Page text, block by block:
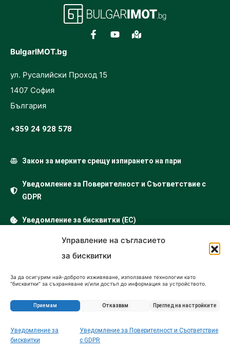
Управление на съгласието
за бисквитки
За да осигурим най-доброто изживяване, използваме технологии като
"бисквитки" за съхраняване и/или достъп до информация за устройството.
Несъгласието или оттеглянето на съгласието може да се отрази
неблагоприятно на определени функции и характеристики.
Приемам Отказвам Преглед на настройките
Уведомление за
бисквитки
Уведомление за Поверителност и Съответствие
с GDPR
BulgarIMOT.bg
ул. Русалийски Проход 15
1407 София
България
+359 24 928 578
Закон за мерките срещу изпирането на пари
Уведомление за Поверителност и Съответствие с
GDPR
Уведомление за бисквитки (ЕС)
Правила и Услова
Имоти България
продажба на имоти
продажба на апартаменти
къщи за продажба
купувам парцел
продажба на земеделска земя
Запитване за този имот